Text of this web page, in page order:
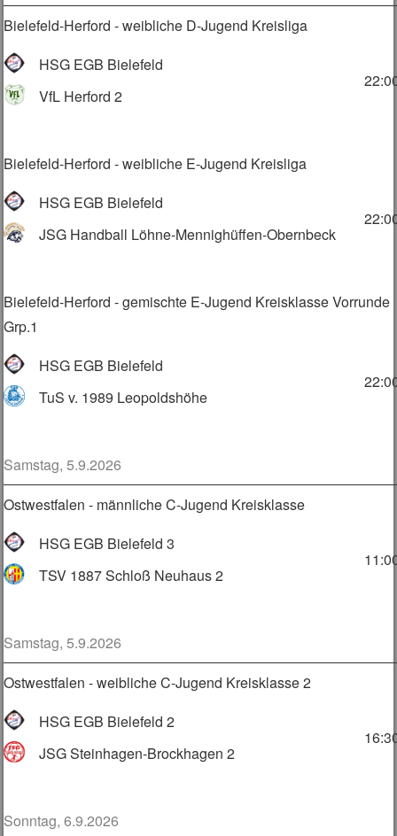
Bielefeld-Herford - weibliche D-Jugend Kreisliga
HSG EGB Bielefeld
VfL Herford 2
Bielefeld-Herford - weibliche E-Jugend Kreisliga
HSG EGB Bielefeld
JSG Handball Löhne-Mennighüffen-Obernbeck
Bielefeld-Herford - gemischte E-Jugend Kreisklasse Vorrunde
Grp.1
HSG EGB Bielefeld
TuS v. 1989 Leopoldshöhe
Samstag, 5.9.2026
Ostwestfalen - männliche C-Jugend Kreisklasse
HSG EGB Bielefeld 3
TSV 1887 Schloß Neuhaus 2
Samstag, 5.9.2026
Ostwestfalen - weibliche C-Jugend Kreisklasse 2
HSG EGB Bielefeld 2
JSG Steinhagen-Brockhagen 2
Sonntag, 6.9.2026